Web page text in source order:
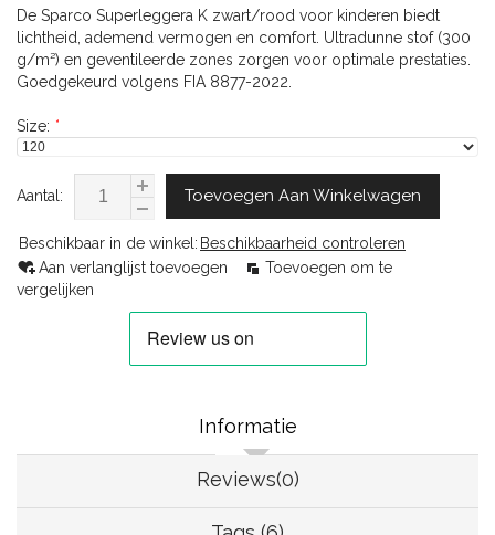
De Sparco Superleggera K zwart/rood voor kinderen biedt
lichtheid, ademend vermogen en comfort. Ultradunne stof (300
g/m²) en geventileerde zones zorgen voor optimale prestaties.
Goedgekeurd volgens FIA 8877-2022.
Size: *
Aantal: Toevoegen Aan Winkelwagen
Beschikbaar in de winkel: Beschikbaarheid controleren
Aan verlanglijst toevoegen
Toevoegen om te
vergelijken
Informatie
Reviews(0)